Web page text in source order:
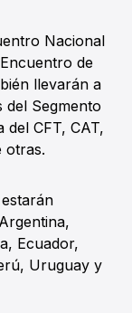
Nacional
de
llevarán a
del Segmento
del CFT, CAT,
otras.
Ecuador,
Uruguay y